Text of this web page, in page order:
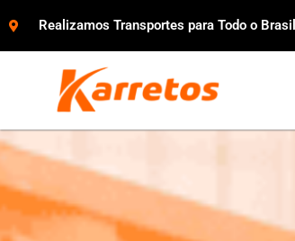
Realizamos Transportes para Todo o Brasil